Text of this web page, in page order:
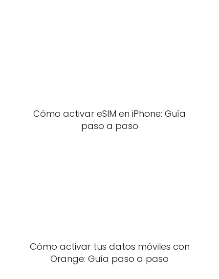
Cómo activar eSIM en iPhone: Guía
paso a paso
Cómo activar tus datos móviles con
Orange: Guía paso a paso